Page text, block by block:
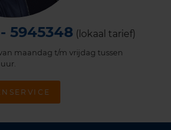
5945348 (lokaal tarief)
maandag t/m vrijdag tussen